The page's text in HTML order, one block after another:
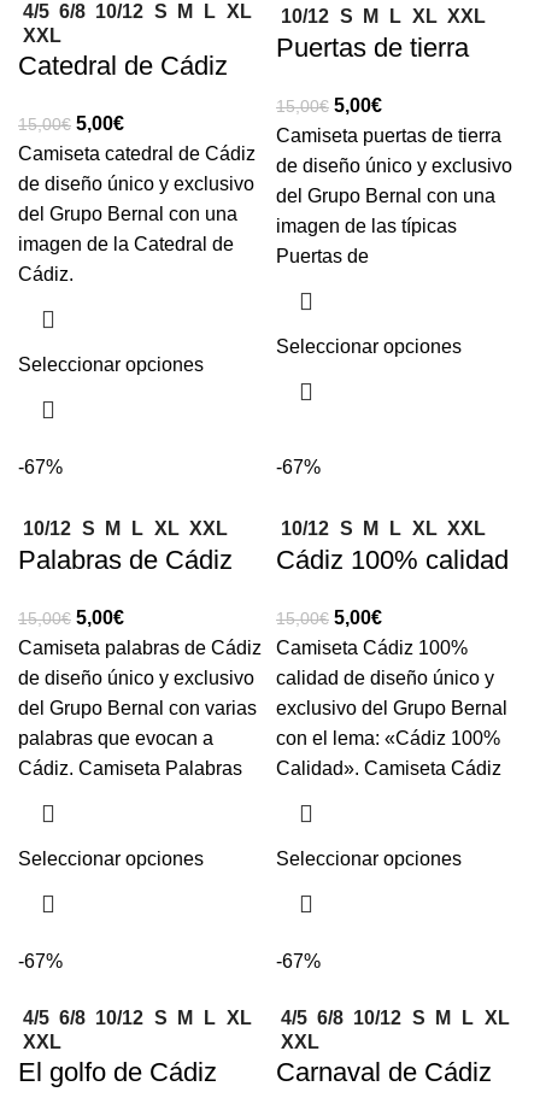
4/5 6/8 10/12 S M L XL
XXL
Catedral de Cádiz
15,00€ 5,00€
Camiseta catedral de Cádiz
de diseño único y exclusivo
del Grupo Bernal con una
imagen de la Catedral de
Cádiz.
Seleccionar opciones
10/12 S M L XL XXL
Puertas de tierra
15,00€ 5,00€
Camiseta puertas de tierra
de diseño único y exclusivo
del Grupo Bernal con una
imagen de las típicas
Puertas de
Seleccionar opciones
-67%
10/12 S M L XL XXL
Palabras de Cádiz
15,00€ 5,00€
Camiseta palabras de Cádiz
de diseño único y exclusivo
del Grupo Bernal con varias
palabras que evocan a
Cádiz. Camiseta Palabras
Seleccionar opciones
-67%
10/12 S M L XL XXL
Cádiz 100% calidad
15,00€ 5,00€
Camiseta Cádiz 100%
calidad de diseño único y
exclusivo del Grupo Bernal
con el lema: «Cádiz 100%
Calidad». Camiseta Cádiz
Seleccionar opciones
-67%
4/5 6/8 10/12 S M L XL
XXL
El golfo de Cádiz
-67%
4/5 6/8 10/12 S M L XL
XXL
Carnaval de Cádiz